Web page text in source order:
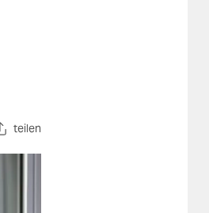
teilen